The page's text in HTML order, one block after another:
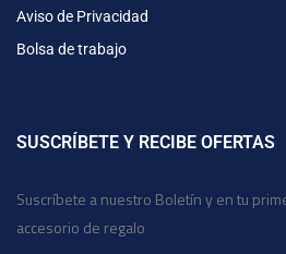
Aviso de Privacidad
Bolsa de trabajo
SUSCRÍBETE Y RECIBE OFERTAS
Suscríbete a nuestro Boletín y en tu
accesorio de regalo